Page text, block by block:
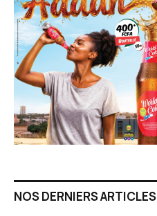
NOS DERNIERS ARTICLES